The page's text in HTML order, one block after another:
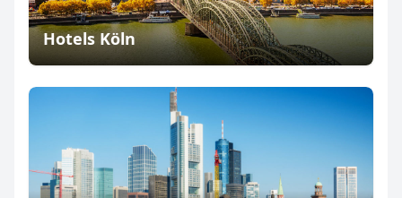
Hotels Köln